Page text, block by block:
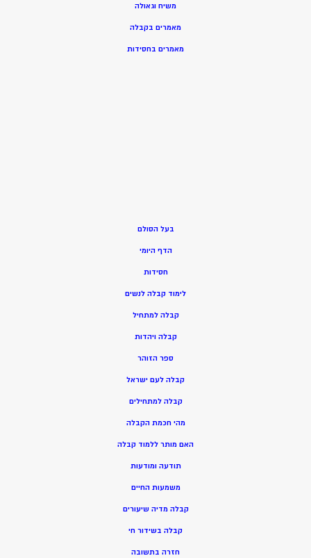
משיח וגאולה
מאמרים בקבלה
מאמרים בחסידות
בעל הסולם
הדף היומי
חסידות
לימוד קבלה לנשים
קבלה למתחיל
קבלה ויהדות
ספר הזוהר
קבלה לעם ישראל
קבלה למתחילים
מהי חכמת הקבלה
האם מותר ללמוד קבלה
תודעה ומודעות
משמעות החיים
קבלה מדיה שיעורים
קבלה בשידור חי
חזרה בתשובה